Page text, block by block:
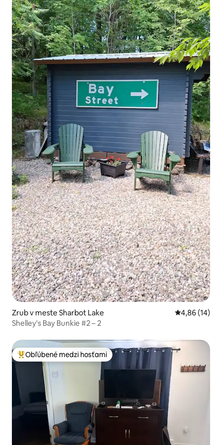
Zrub v meste Sharbot Lake Priemerné
4,86 (14)
Shelley's Bay Bunkie #2 – 2
Najobľúbenejšie medzi hosťami
Obľúbené medzi hosťami